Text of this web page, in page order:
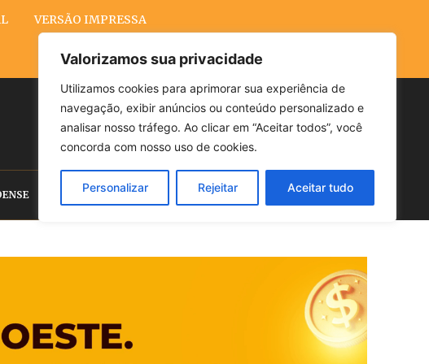
Valorizamos sua privacidade
Utilizamos cookies para aprimorar sua experiência de
navegação, exibir anúncios ou conteúdo personalizado e
analisar nosso tráfego. Ao clicar em “Aceitar todos”, você
concorda com nosso uso de cookies.
Personalizar Rejeitar Aceitar tudo
VERSÃO IMPRESSA
Buscar
POLÍTICA CLIMA ECONOMIA
Januário